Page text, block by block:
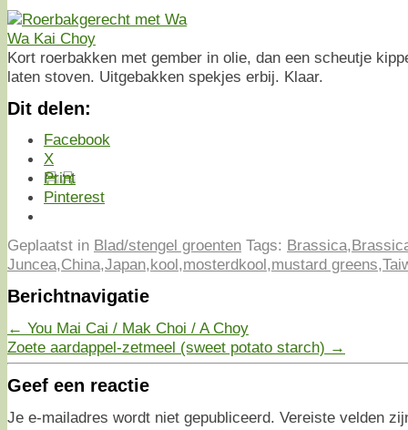
Kort roerbakken met gember in olie, dan een scheutje
laten stoven. Uitgebakken spekjes erbij. Klaar.
Dit delen:
Facebook
X
Print
Pinterest
Geplaatst in Blad/stengel groenten Tags: Brassica,
Juncea,China,Japan,kool,mosterdkool,mustard greens,
Berichtnavigatie
← You Mai Cai / Mak Choi / A Choy
Zoete aardappel-zetmeel (sweet potato starch) →
Geef een reactie
Je e-mailadres wordt niet gepubliceerd. Vereiste velden